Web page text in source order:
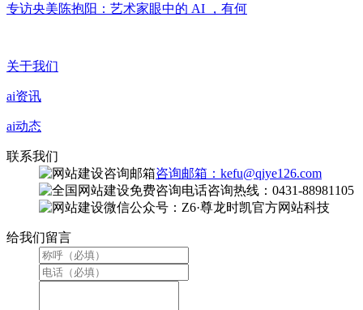
专访央美陈抱阳：艺术家眼中的 AI ，有何
关于我们
ai资讯
ai动态
联系我们
咨询邮箱：kefu@qiye126.com
咨询热线：0431-88981105
微信公众号：Z6·尊龙时凯官方网站科技
给我们留言